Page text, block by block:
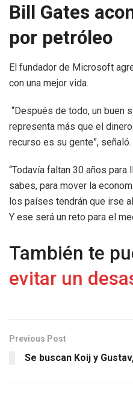
Bill Gates
por petróleo
El fundador de Microsoft
con una mejor vida.
“Después de todo, un buen
representa más que el
recurso es su gente”, señaló.
“Todavía faltan 30 años
sabes, para mover la
los países tendrán que irse
Y ese será un reto para el
También te
evitar un
Previous Post
Se buscan Koij y